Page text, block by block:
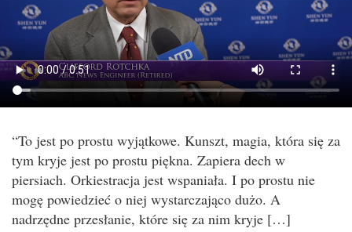
“To jest po prostu wyjątkowe. Kunszt, magia, która się za
tym kryje jest po prostu piękna. Zapiera dech w
piersiach. Orkiestracja jest wspaniała. I po prostu nie
mogę powiedzieć o niej wystarczająco dużo. A
nadrzędne przesłanie, które się za nim kryje […]